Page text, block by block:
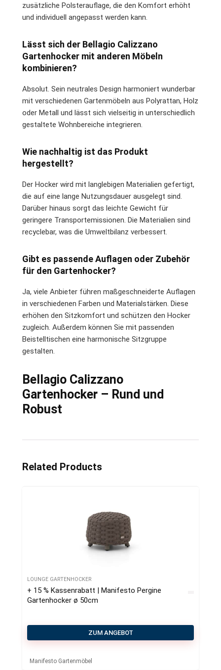
zusätzliche Polsterauflage, die den Komfort erhöht
und individuell angepasst werden kann.
Lässt sich der Bellagio Calizzano
Gartenhocker mit anderen Möbeln
kombinieren?
Absolut. Sein neutrales Design harmoniert wunderbar
mit verschiedenen Gartenmöbeln aus Polyrattan, Holz
oder Metall und lässt sich vielseitig in unterschiedlich
gestaltete Wohnbereiche integrieren.
Wie nachhaltig ist das Produkt
hergestellt?
Der Hocker wird mit langlebigen Materialien gefertigt,
die auf eine lange Nutzungsdauer ausgelegt sind.
Darüber hinaus sorgt das leichte Gewicht für
geringere Transportemissionen. Die Materialien sind
recyclebar, was die Umweltbilanz verbessert.
Gibt es passende Auflagen oder Zubehör
für den Gartenhocker?
Ja, viele Anbieter führen maßgeschneiderte Auflagen
in verschiedenen Farben und Materialstärken. Diese
erhöhen den Sitzkomfort und schützen den Hocker
zugleich. Außerdem können Sie mit passenden
Beistelltischen eine harmonische Sitzgruppe
gestalten.
Bellagio Calizzano
Gartenhocker – Rund und
Robust
Related Products
LOUNGE GARTENHOCKER
+ 15 % Kassenrabatt | Manifesto Pergine
Gartenhocker ø 50cm
ZUM ANGEBOT
Manifesto Gartenmöbel